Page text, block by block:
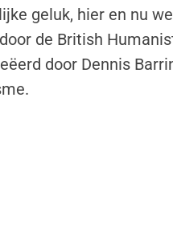
geluk, hier en nu
de British
door Dennis